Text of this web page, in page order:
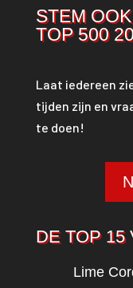
STEM
TOP 500
Laat iedereen
tijden zijn en
te doen!
DE TOP 15
Lime